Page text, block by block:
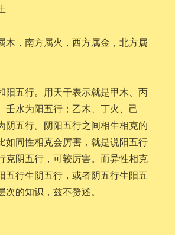
木，南方属火，西方属金，北方属
阳五行。用天干表示就是甲木、丙
壬水为阳五行；乙木、丁火、己
阴五行。阴阳五行之间相生相克的
如同性相克会厉害，就是说阳五行
克阴五行，可较厉害。而异性相克
五行生阴五行，或者阴五行生阳五
的知识，兹不赘述。